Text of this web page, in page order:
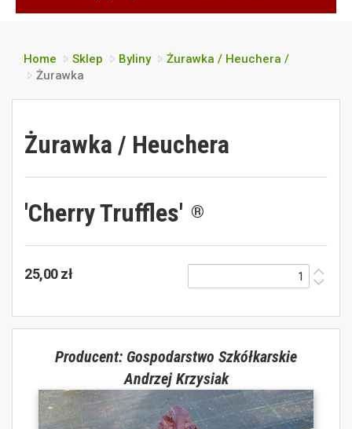
Home Sklep Byliny
Żurawka / Heuchera /
Żurawka
Żurawka / Heuchera
'Cherry Truffles' ®
25,00 zł
Producent: Gospodarstwo Szkółkarskie
Andrzej Krzysiak